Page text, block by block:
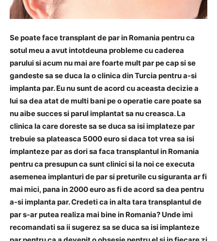
Se poate face transplant de par in Romania pentru ca
sotul meu a avut intotdeuna probleme cu caderea
parului si acum nu mai are foarte mult par pe cap si se
gandeste sa se duca la o clinica din Turcia pentru a-si
implanta par. Eu nu sunt de acord cu aceasta decizie a
lui sa dea atat de multi bani pe o operatie care poate sa
nu aibe succes si parul implantat sa nu creasca. La
clinica la care doreste sa se duca sa isi implateze par
trebuie sa plateasca 5000 euro si daca tot vrea sa isi
implanteze par as dori sa faca transplantul in Romania
pentru ca presupun ca sunt clinici si la noi ce executa
asemenea implanturi de par si preturile cu siguranta ar fi
mai mici, pana in 2000 euro as fi de acord sa dea pentru
a-si implanta par. Credeti ca in alta tara transplantul de
par s-ar putea realiza mai bine in Romania? Unde imi
recomandati sa ii sugerez sa se duca sa isi implanteze